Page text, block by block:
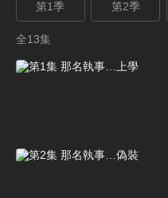
第1季 第2季
全13集